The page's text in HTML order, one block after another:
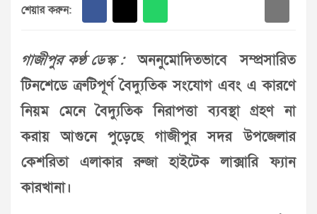
শেয়ার করুন:
গাজীপুর কণ্ঠ ডেস্ক :অননুমোদিতভাবে সম্প্রসারিত
টিনশেডে ত্রুটিপূর্ণ বৈদ্যুতিক সংযোগ এবং এ কারণে
নিয়ম মেনে বৈদ্যুতিক নিরাপত্তা ব্যবস্থা গ্রহণ না
করায় আগুনে পুড়েছে গাজীপুর সদর উপজেলার
কেশরিতা এলাকার রুজা হাইটেক লাক্সারি ফ্যান
কারখানা।